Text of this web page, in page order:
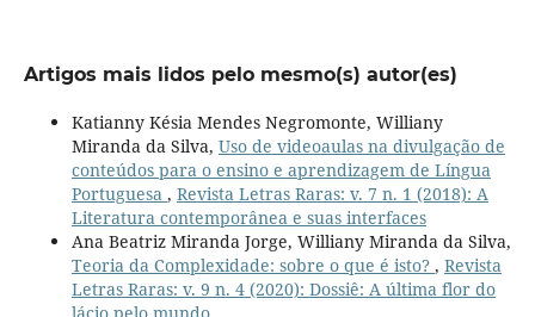
Artigos mais lidos pelo mesmo(s) autor(es)
Katianny Késia Mendes Negromonte, Williany
Miranda da Silva, Uso de videoaulas na divulgação de
conteúdos para o ensino e aprendizagem de Língua
Portuguesa , Revista Letras Raras: v. 7 n. 1 (2018): A
Literatura contemporânea e suas interfaces
Ana Beatriz Miranda Jorge, Williany Miranda da Silva,
Teoria da Complexidade: sobre o que é isto? , Revista
Letras Raras: v. 9 n. 4 (2020): Dossiê: A última flor do
lácio pelo mundo